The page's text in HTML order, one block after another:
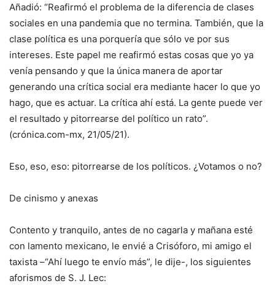
Añadió: “Reafirmó el problema de la diferencia de clases
sociales en una pandemia que no termina. También, que la
clase política es una porquería que sólo ve por sus
intereses. Este papel me reafirmó estas cosas que yo ya
venía pensando y que la única manera de aportar
generando una crítica social era mediante hacer lo que yo
hago, que es actuar. La crítica ahí está. La gente puede ver
el resultado y pitorrearse del político un rato”.
(crónica.com-mx, 21/05/21).
Eso, eso, eso: pitorrearse de los políticos. ¿Votamos o no?
De cinismo y anexas
Contento y tranquilo, antes de no cagarla y mañana esté
con lamento mexicano, le envié a Crisóforo, mi amigo el
taxista –“Ahí luego te envío más”, le dije-, los siguientes
aforismos de S. J. Lec: